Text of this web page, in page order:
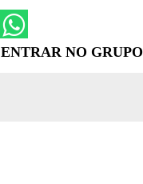
ENTRAR NO GRUPO